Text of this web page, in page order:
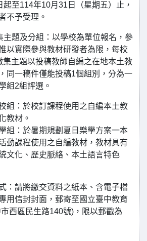
起至114年10月31日（星期五）止，
不予受理。
主題及分組：以學校為單位報名，參
以實際參與教材研發者為限，每校
集主題以投稿教師自編之在地本土教
同一稿件僅能投稿1個組別，分為一
組2組評選。
組：於校訂課程使用之自編本土教
教材。
組：於暑期規劃夏日樂學方案一本
動課程使用之自編教材，教材具有
文化、歷史脈絡、本土語言特色
：請將繳交資料之紙本、含電子檔
用信封封面，郵寄至國立臺中教育
西區民生路140號)，限以郵戳為